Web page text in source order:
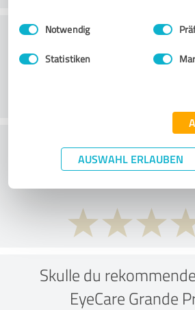
Impressum Datenschutzbestimmungen
Einwilligungsauswahl
Notwendig
Statistiken
AUSWAHL ERLAUBEN
Kundservice
What do you think of
performance
Skulle du
EyeCare Grande